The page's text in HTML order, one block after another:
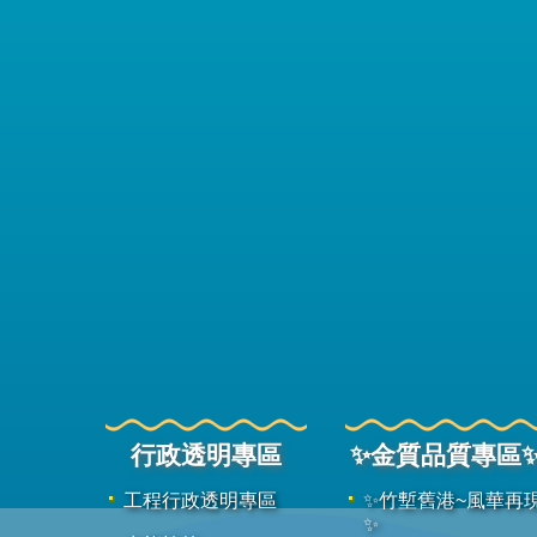
行政透明專區
工程行政透明專區
✨金質品質專區
✨竹塹舊港~風華再
✨